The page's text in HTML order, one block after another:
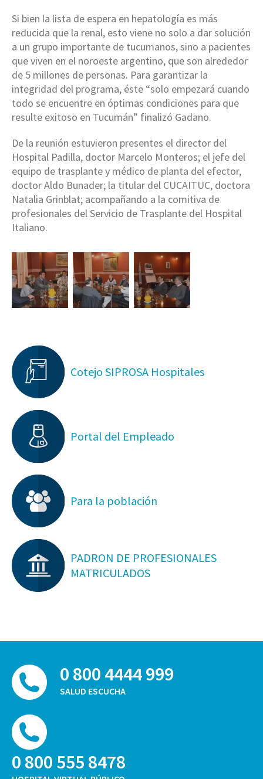
Si bien la lista de espera en hepatología es más
reducida que la renal, esto viene no solo a dar solución
a un grupo importante de tucumanos, sino a pacientes
que viven en el noroeste argentino, que son alrededor
de 5 millones de personas. Para garantizar la
integridad del programa, éste “solo empezará cuando
todo se encuentre en óptimas condiciones para que
resulte exitoso en Tucumán” finalizó Gadano.
De la reunión estuvieron presentes el director del
Hospital Padilla, doctor Marcelo Monteros; el jefe del
equipo de trasplante y médico de planta del efector,
doctor Aldo Bunader; la titular del CUCAITUC, doctora
Natalia Grinblat; acompañando a la comitiva de
profesionales del Servicio de Trasplante del Hospital
Italiano.
Cotejo SIPROSA Hospitales
Portal del Empleado
Para la población
PADRON DE PROFESIONALES
MATRICULADOS
0 800 4444 999
SALUD ESCUCHA
0 800 555 8478